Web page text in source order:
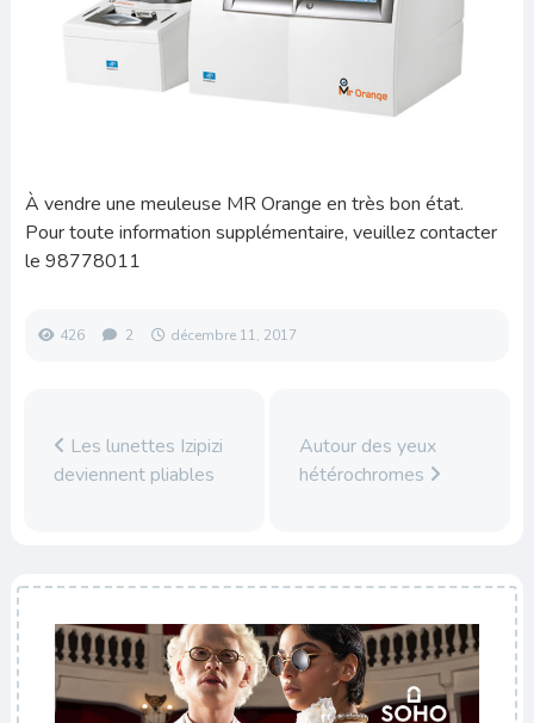
À vendre une meuleuse MR Orange en très bon état.
Pour toute information supplémentaire, veuillez contacter
le 98778011
426 2 décembre 11, 2017
Les lunettes Izipizi
deviennent pliables
Autour des yeux
hétérochromes